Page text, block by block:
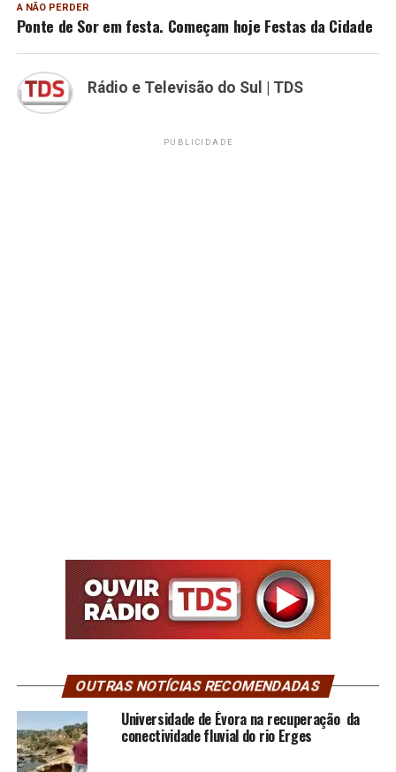
A NÃO PERDER
Ponte de Sor em festa. Começam hoje Festas da Cidade
Rádio e Televisão do Sul | TDS
PUBLICIDADE
OUTRAS NOTÍCIAS RECOMENDADAS
Universidade de Évora na recuperação da
conectividade fluvial do rio Erges